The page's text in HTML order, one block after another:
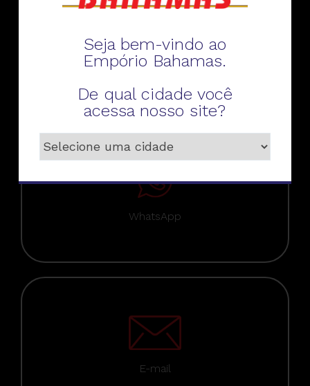
Telefone
WhatsApp
E-mail
Seja bem-vindo ao
Empório Bahamas.
De qual cidade você
acessa nosso site?